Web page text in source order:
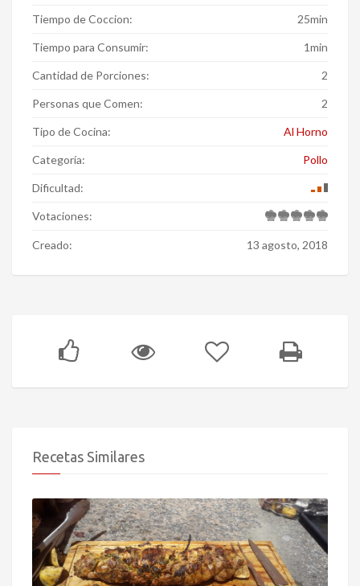
Tiempo de Coccion: 25min
Tiempo para Consumir: 1min
Cantidad de Porciones: 2
Personas que Comen: 2
Tipo de Cocina: Al Horno
Categoría: Pollo
Dificultad:
Votaciones:
Creado: 13 agosto, 2018
Recetas Similares